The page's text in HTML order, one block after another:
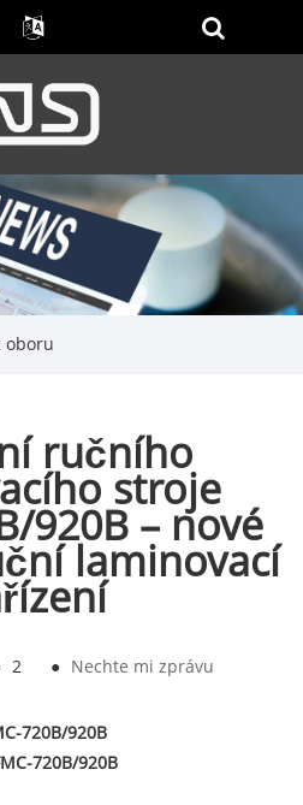
oboru
ručního
stroje
920B – nové
laminovací
2 ● Nechte mi zprávu
720B/920B
720B/920B